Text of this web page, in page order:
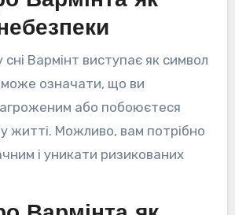
Вармінт виступає як символ
означати, що ви
або побоюєтеся
житті. Можливо, вам потрібно
і уникати ризикованих